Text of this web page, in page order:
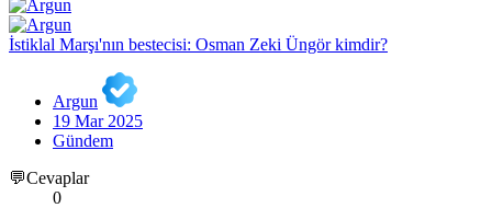
İstiklal Marşı'nın bestecisi: Osman Zeki Üngör kimdir?
Argun
19 Mar 2025
Gündem
💬Cevaplar
0